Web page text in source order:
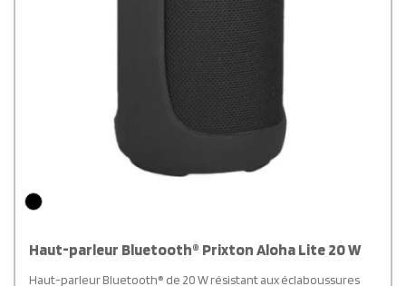
Haut-parleur Bluetooth® Prixton Aloha Lite 20 W
Haut-parleur Bluetooth® de 20 W résistant aux éclaboussures